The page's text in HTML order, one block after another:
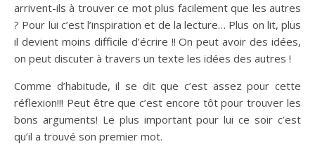
arrivent-ils à trouver ce mot plus facilement que les autres
? Pour lui c’est l’inspiration et de la lecture… Plus on lit, plus
il devient moins difficile d’écrire !! On peut avoir des idées,
on peut discuter à travers un texte les idées des autres !
Comme d’habitude, il se dit que c’est assez pour cette
réflexion!!! Peut être que c’est encore tôt pour trouver les
bons arguments! Le plus important pour lui ce soir c’est
qu’il a trouvé son premier mot.